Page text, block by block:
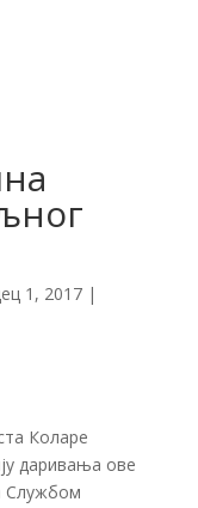
1, 2017|
Коларе
даривања ове
Службом